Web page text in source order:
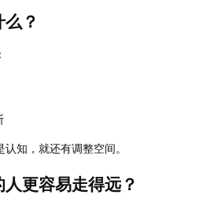
？
知，就还有调整空间。
更容易走得远？